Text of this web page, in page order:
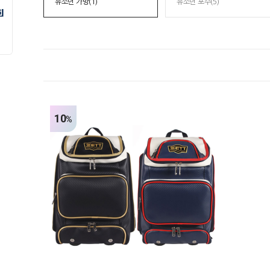
유소년 가방(1) 유소년 포수(5)
10%